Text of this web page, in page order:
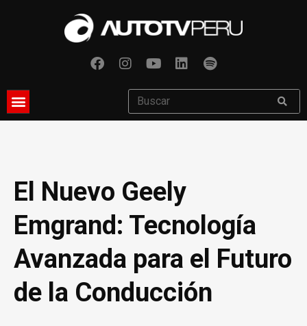
El Nuevo Geely
Emgrand: Tecnología
Avanzada para el Futuro
de la Conducción